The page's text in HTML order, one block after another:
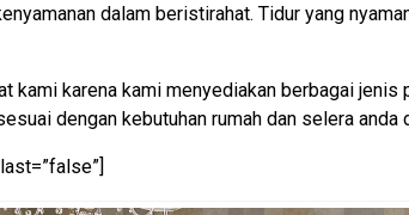
dalam beristirahat. Tidur yang
kami karena kami menyediakan berbagai
dengan kebutuhan rumah dan selera anda